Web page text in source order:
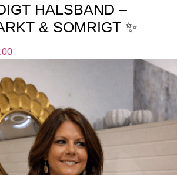
HALSBAND –
& SOMRIGT ✨